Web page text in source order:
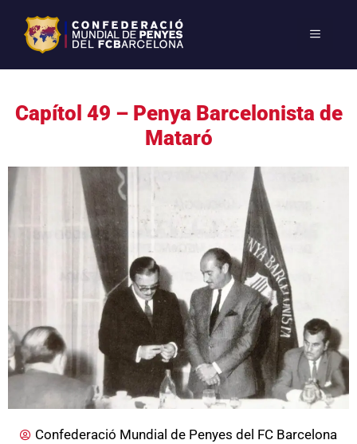
Capítol 49 – Penya Barcelonista de
Mataró
Confederació Mundial de Penyes del FC Barcelona